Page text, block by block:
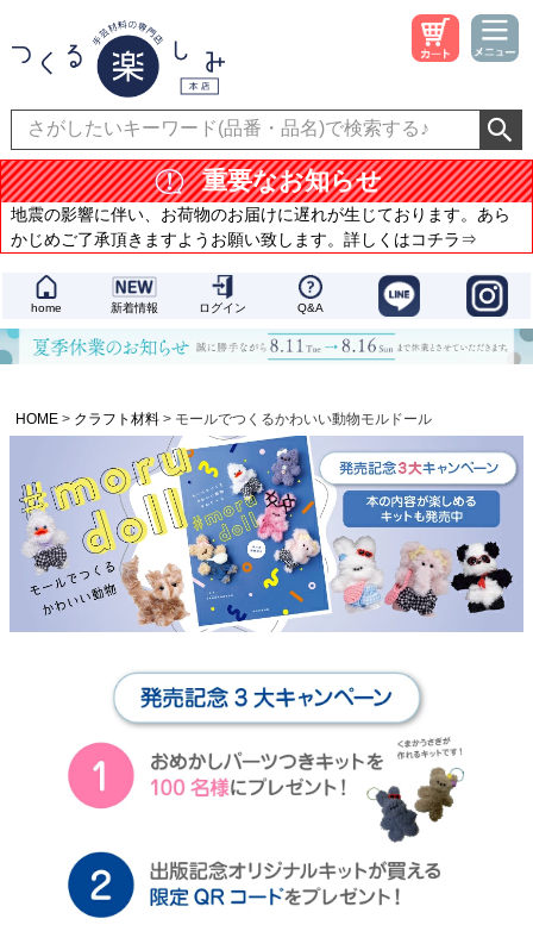
重要なお知らせ
地震の影響に伴い、お荷物のお届けに遅れが生じております。あら
かじめご了承頂きますようお願い致します。詳しくはコチラ⇒
home 新着情報 ログイン Q&A
HOME クラフト材料 モールでつくるかわいい動物モルドール